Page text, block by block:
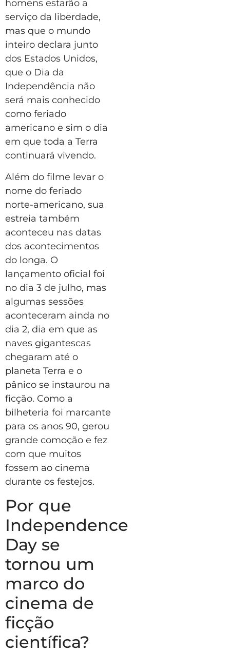
homens estarão a
serviço da liberdade,
mas que o mundo
inteiro declara junto
dos Estados Unidos,
que o Dia da
Independência não
será mais conhecido
como feriado
americano e sim o dia
em que toda a Terra
continuará vivendo.
Além do filme levar o
nome do feriado
norte-americano, sua
estreia também
aconteceu nas datas
dos acontecimentos
do longa. O
lançamento oficial foi
no dia 3 de julho, mas
algumas sessões
aconteceram ainda no
dia 2, dia em que as
naves gigantescas
chegaram até o
planeta Terra e o
pânico se instaurou na
ficção. Como a
bilheteria foi marcante
para os anos 90, gerou
grande comoção e fez
com que muitos
fossem ao cinema
durante os festejos.
Por que
Independence
Day se
tornou um
marco do
cinema de
ficção
científica?